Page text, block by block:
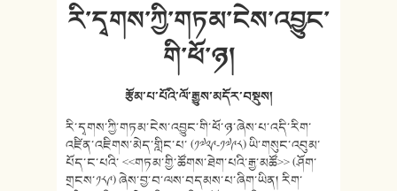
རི་དྭགས་ཀྱི་གཏམ་ངེས་འབྱུང་
གི་ཕོ་ཉ།
རྩོམ་པ་པོའི་ལོ་རྒྱུས་མདོར་བསྡུས།
རི་དྭགས་ཀྱི་གཏམ་ངེས་འབྱུང་གི་ཕོ་ཉ་ཞེས་པ་འདི་རིག་
འཛིན་འཇིགས་མེད་གླིང་པ་ (༡༧༢༩-༡༧༩༨) ཡི་གསུང་འབུམ་
པོད་ང་པའི་ <<གཏམ་གྱི་ཚོགས་ཐེག་པའི་རྒྱ་མཚོ>> (ཤོག་
གྲངས་༡༨༩) ཞེས་བྱ་བ་ལས་བདམས་པ་ཞིག་ཡིན། རིག་